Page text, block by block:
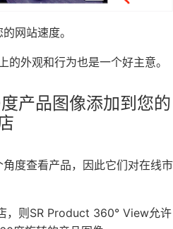
网站速度。
外观和行为也是一个好主意。
产品图像添加到您的
度查看产品，因此它们对在线市
，则SR Product 360° View允许